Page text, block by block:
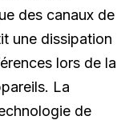
des canaux de
une dissipation
lors de la
La
de